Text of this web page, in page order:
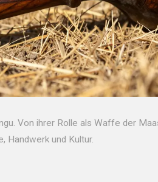
Von ihrer Rolle als Waffe der
Handwerk und Kultur.